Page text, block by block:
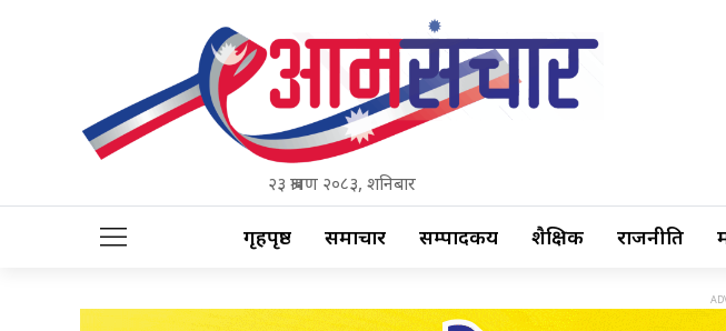
२३ श्रावण २०८३, शनिबार
गृहपृष्ठ समाचार सम्पादकीय शैक्षिक राजनीति